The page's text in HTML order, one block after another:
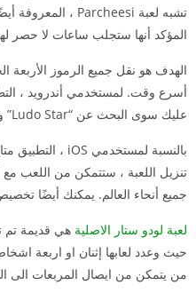
المؤكد أنها ستجلب ساعات لا حصر
الهدف هو نقل جميع الرموز الأربعة
أسرع وقت. لمستخدمي أندرويد ،
عليك سوى البحث عن “Ludo Star” واتبع التعليمات لتنزيل اللعبة وتثبيتها.
تنزيل اللعبة ، ستتمكن من اللعب
جميع أنحاء العالم. يمكنك أيضًا
لعبة لودو ستار الاصلية هي قديمة تم
حيث وعدد لعابها إثنان او اربعة
من يتمكن من ايصال المربعات الى